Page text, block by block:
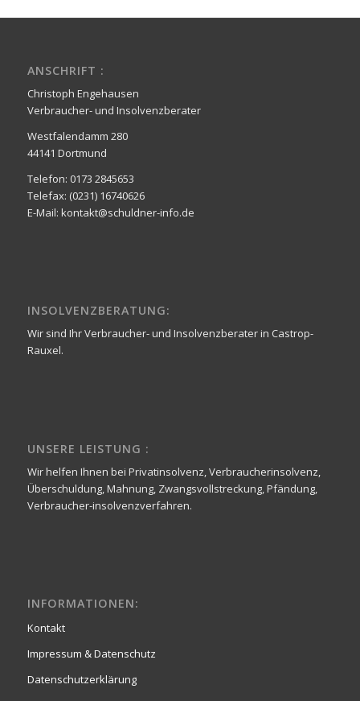
ANSCHRIFT :
Christoph Engehausen
Verbraucher- und Insolvenzberater
Westfalendamm 280
44141 Dortmund
Telefon: 0173 2845653
Telefax: (0231) 16740626
E-Mail: kontakt@schuldner-info.de
INSOLVENZBERATUNG:
Wir sind Ihr Verbraucher- und Insolvenzberater in Castrop-
Rauxel.
UNSERE LEISTUNG :
Wir helfen Ihnen bei Privatinsolvenz, Verbraucherinsolvenz,
Überschuldung, Mahnung, Zwangsvollstreckung, Pfändung,
Verbraucher-insolvenzverfahren.
INFORMATIONEN:
Kontakt
Impressum & Datenschutz
Datenschutzerklärung